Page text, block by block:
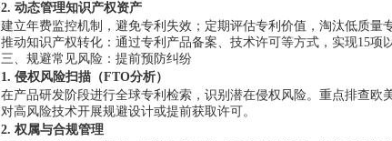
2. 动态管理知识产权资产
建立年费监控机制，避免专利失效；定期评估专利价值，淘汰低质量专
推动知识产权转化：通过专利产品备案、技术许可等方式，实现15项
三、规避常见风险：提前预防纠纷
1. 侵权风险扫描（FTO分析）
在产品研发阶段进行全球专利检索，识别潜在侵权风险。重点排查欧
对高风险技术开展规避设计或提前获取许可。
2. 权属与合规管理